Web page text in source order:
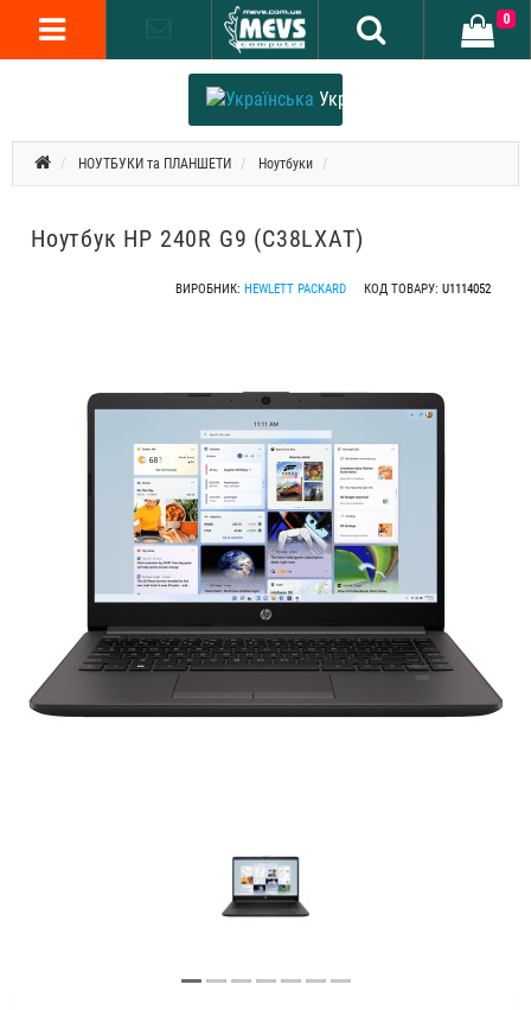
Українська
0
НОУТБУКИ та ПЛАНШЕТИ Ноутбуки
Ноутбук HP 240R G9 (C38LXAT)
ВИРОБНИК: HEWLETT PACKARD КОД ТОВАРУ: U1114052